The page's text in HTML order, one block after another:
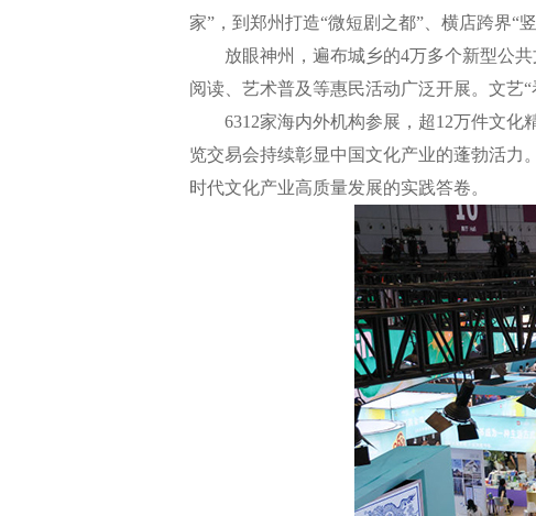
家”，到郑州打造“微短剧之都”、横店跨界“
放眼神州，遍布城乡的4万多个新型公共
阅读、艺术普及等惠民活动广泛开展。文艺
6312家海内外机构参展，超12万件文化
览交易会持续彰显中国文化产业的蓬勃活力
时代文化产业高质量发展的实践答卷。